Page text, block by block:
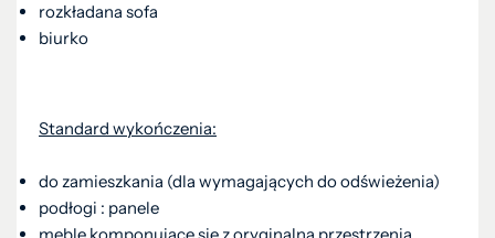
rozkładana sofa
biurko
Standard wykończenia:
do zamieszkania (dla wymagających do odświeżenia)
podłogi : panele